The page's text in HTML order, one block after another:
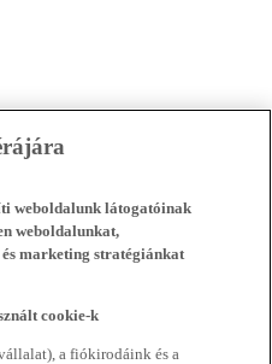
weboldalunk látogatóinak
weboldalunkat,
marketing stratégiánkat
cookie-k
a fiókirodáink és a